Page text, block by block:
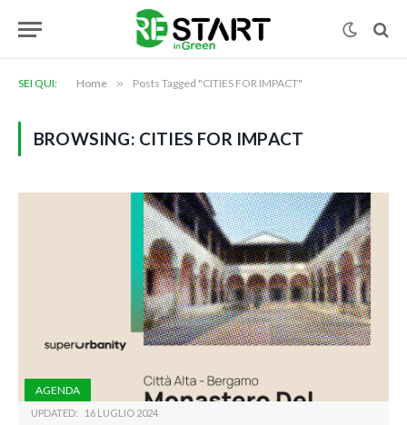
SEI QUI: Home » Posts Tagged "CITIES FOR IMPACT"
BROWSING: CITIES FOR IMPACT
AGENDA
UPDATED: 16 LUGLIO 2024